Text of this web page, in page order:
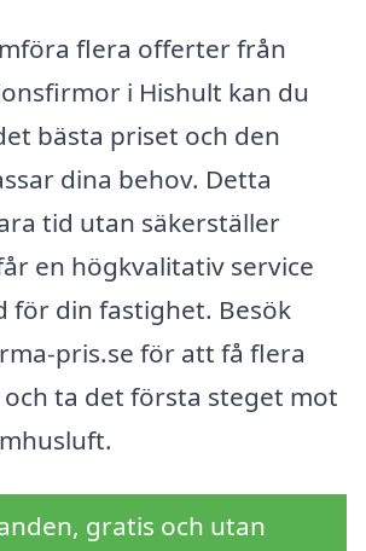
flera offerter från
i Hishult kan du
bästa priset och den
dina behov. Detta
tid utan säkerställer
en högkvalitativ service
för din fastighet. Besök
pris.se för att få flera
ta det första steget mot
gratis och utan